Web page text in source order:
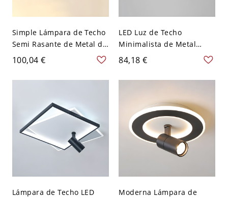
Simple Lámpara de Techo
Semi Rasante de Metal de
Columnas Plafón
Negro 110 A 120 V 2
100,04 €
LED Luz de Techo
Minimalista de Metal
Semi Plafón de Círculos
110 A 120 V 50,8 cm
84,18 €
Lámpara de Techo LED
Moderna Lámpara de